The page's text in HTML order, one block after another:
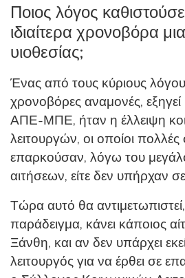
Ποιος λόγος καθιστούσε
ιδιαίτερα χρονοβόρα
υιοθεσίας;
Ένας από τους κύριους
χρονοβόρες αναμονές,
ΑΠΕ-ΜΠΕ, ήταν η έλλειψη
λειτουργών, οι οποίοι πολλές
επαρκούσαν, λόγω του
αιτήσεων, είτε δεν υπήρχαν
Τώρα αυτό θα
παράδειγμα, κάνει κάποιος
Ξάνθη, και αν δεν υπάρχει
λειτουργός για να έρθει σε